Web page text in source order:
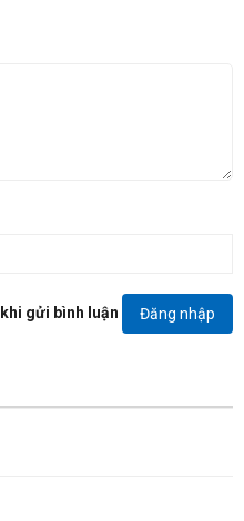
gửi bình luận Đăng nhập